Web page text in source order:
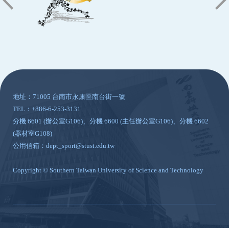
地址：71005 台南市永康區南台街一號
TEL：+886-6-253-3131
分機 6601 (辦公室G106)、分機 6600 (主任辦公室G106)、分機 6602
(器材室G108)
公用信箱：dept_sport@stust.edu.tw
Copyright © Southern Taiwan University of Science and Technology